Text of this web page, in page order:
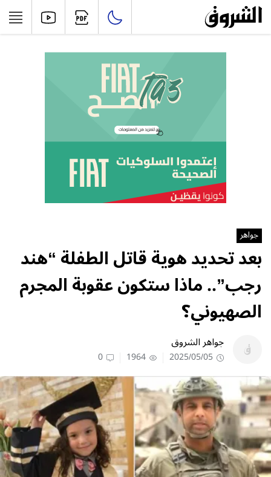
جواهر
بعد تحديد هوية قاتل الطفلة “هند
رجب”.. ماذا ستكون عقوبة المجرم
الصهيوني؟
جواهر الشروق
2025/05/05
1964
0